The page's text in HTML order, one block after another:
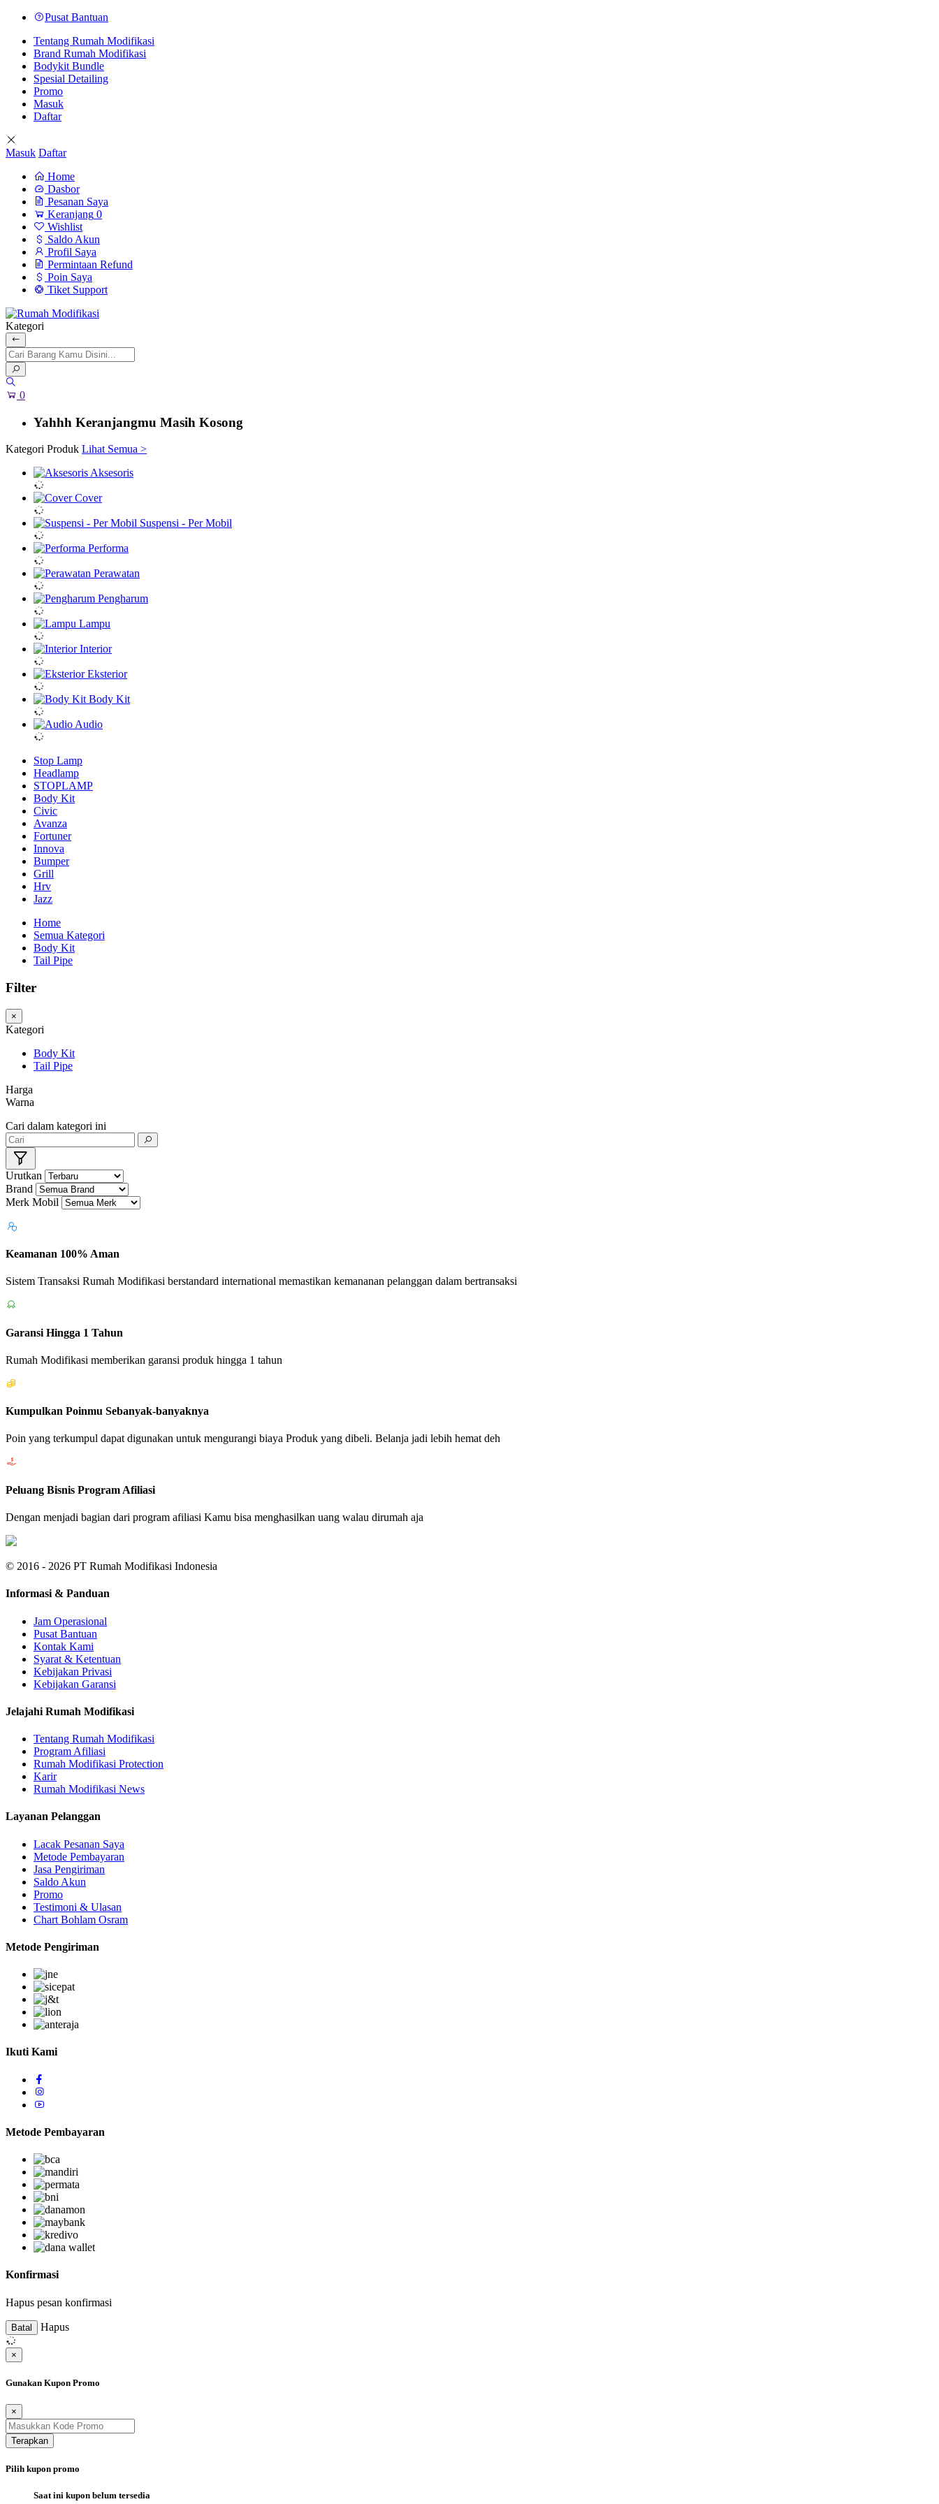
Pusat Bantuan
Tentang Rumah Modifikasi
Brand Rumah Modifikasi
Bodykit Bundle
Spesial Detailing
Promo
Masuk
Daftar
Masuk Daftar
Home
Dasbor
Pesanan Saya
Keranjang 0
Wishlist
Saldo Akun
Profil Saya
Permintaan Refund
Poin Saya
Tiket Support
Kategori
0
Yahhh Keranjangmu Masih Kosong
Kategori Produk Lihat Semua >
Aksesoris
Cover
Suspensi - Per Mobil
Performa
Perawatan
Pengharum
Lampu
Interior
Eksterior
Body Kit
Audio
Stop Lamp
Headlamp
STOPLAMP
Body Kit
Civic
Avanza
Fortuner
Innova
Bumper
Grill
Hrv
Jazz
Home
Semua Kategori
Body Kit
Tail Pipe
Filter
×
Kategori
Body Kit
Tail Pipe
Harga
Warna
Cari dalam kategori ini
Urutkan
Brand
Merk Mobil
Keamanan 100% Aman
Sistem Transaksi Rumah Modifikasi berstandard international memastikan kemananan pelanggan dalam bertransaksi
Garansi Hingga 1 Tahun
Rumah Modifikasi memberikan garansi produk hingga 1 tahun
Kumpulkan Poinmu Sebanyak-banyaknya
Poin yang terkumpul dapat digunakan untuk mengurangi biaya Produk yang dibeli. Belanja jadi lebih hemat deh
Peluang Bisnis Program Afiliasi
Dengan menjadi bagian dari program afiliasi Kamu bisa menghasilkan uang walau dirumah aja
© 2016 - 2026 PT Rumah Modifikasi Indonesia
Informasi & Panduan
Jam Operasional
Pusat Bantuan
Kontak Kami
Syarat & Ketentuan
Kebijakan Privasi
Kebijakan Garansi
Jelajahi Rumah Modifikasi
Tentang Rumah Modifikasi
Program Afiliasi
Rumah Modifikasi Protection
Karir
Rumah Modifikasi News
Layanan Pelanggan
Lacak Pesanan Saya
Metode Pembayaran
Jasa Pengiriman
Saldo Akun
Promo
Testimoni & Ulasan
Chart Bohlam Osram
Metode Pengiriman
Ikuti Kami
Metode Pembayaran
Konfirmasi
Hapus pesan konfirmasi
Batal Hapus
×
Gunakan Kupon Promo
×
Terapkan
Pilih kupon promo
Saat ini kupon belum tersedia